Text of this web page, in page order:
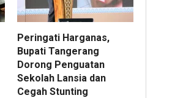
Peringati Harganas,
Bupati Tangerang
Dorong Penguatan
Sekolah Lansia dan
Cegah Stunting